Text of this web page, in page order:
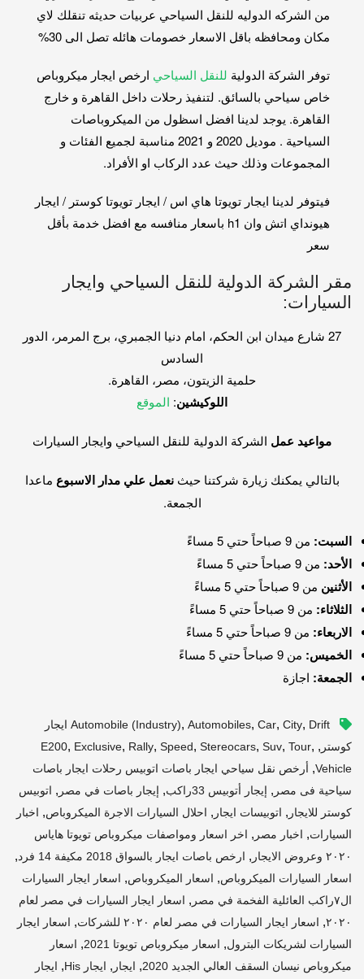
من الشركه الدوليه للنقل السياحي عربيات حديثه تنقلك لاي
مكان ومحافظه باقل الاسعار خصومات هائله تصل الى 30%
توفر الشركة الدولية للنقل السياحي ارخص ايجار ميكروباص
خاص سياحي بالسائق. لتنفيذ رحلات داخل القاهرة و خارج
القاهرة. يوجد لدينا افضل اسظول من الميكروباصات
السياحية . موديل 2020 و 2021 مناسبة لجميع الفئات و
المجموعات وذلك حيث عدد الركاب او الأفراد.
فيتوفر لدينا ايجار تويوتا هاي اس / ايجار تويوتا كوستر / ايجار
هيونداي اتش وان h1 باسعار منافسه مع افضل خدمة بأقل
سعر
مقر الشركة الدولية للنقل السياحي وايجار
السيارات:
27 شارع ميدان ابن الحكم، امام دنيا الجمبري، برج المرمر، الدور
السادس
حلمية الزيتون، مصر، القاهرة.
اللوكيشين: الموقع
مواعيد عمل الشركة الدولية للنقل السياحي وايجار السيارات
بالتالي يمكنك زيارة شركتنا حيثنعمل علي مدار الاسبوع ماعدا
الجمعة.
السبت: من 9 صباحاً حتي 5 مساءً
الأحد: من 9 صباحاً حتي 5 مساءً
الأثنين من 9 صباحاً حتي 5 مساءً
الثلاثاء: من 9 صباحاً حتي 5 مساءً
الاربعاء: من 9 صباحاً حتي 5 مساءً
الخميس: من 9 صباحاً حتي 5 مساءً
الجمعة: اجازة
Automobile (industry), Automobiles, Car, City,
Drift ايجار
كوستر ,
E200, Exclusive, Rally, Speed, Stereocars, Suv, Tour,
Vehicle
, أرخص نقل سياحي ايجار باصات اتوبيس رحلات ايجار باصات
سياحية فى مصر , إيجار أتوبيس 33راكب , إيجار باصات في مصر , اتوبيس
كوستر للايجار , اتوبيسات ايجار , احلال السيارات الاجرة الميكروباص, اخبار
السيارات, اخبار مصر , اخر اسعار ومواصفات ميكروباص تويوتا هاياس
٢٠٢٠ وعروض الايجار
, ارخص باصات ايجار بالسواق 2018 مكيفة 14 فرد ,
اسعار السيارات الميكروباص, اسعار الميكروباص, اسعار ايجار السيارات
ال٧راكب العائلية الفخمة في مصر
, اسعار ايجار السيارات في مصر لعام
٢٠٢٠, اسعار ايجار السيارات في مصر لعام ٢٠٢٠ للشركات , اسعار ايجار
السيارات لشريكات البترول, اسعار ميكروباص تويوتا 2021 , اسعار
ميكروباص نيسان السقف العالي الجديد 2020
, ايجار , ايجار His , ايجار